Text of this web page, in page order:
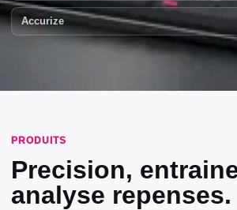
Accurize
PRODUITS
Precision,
analyse repenses.